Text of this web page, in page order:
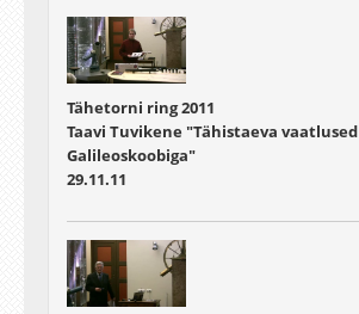
Tähetorni ring 2011
Taavi Tuvikene "Tähistaeva vaatlused
Galileoskoobiga"
29.11.11